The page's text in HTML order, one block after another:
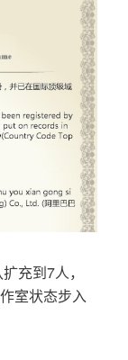
充到7人，
室状态步入